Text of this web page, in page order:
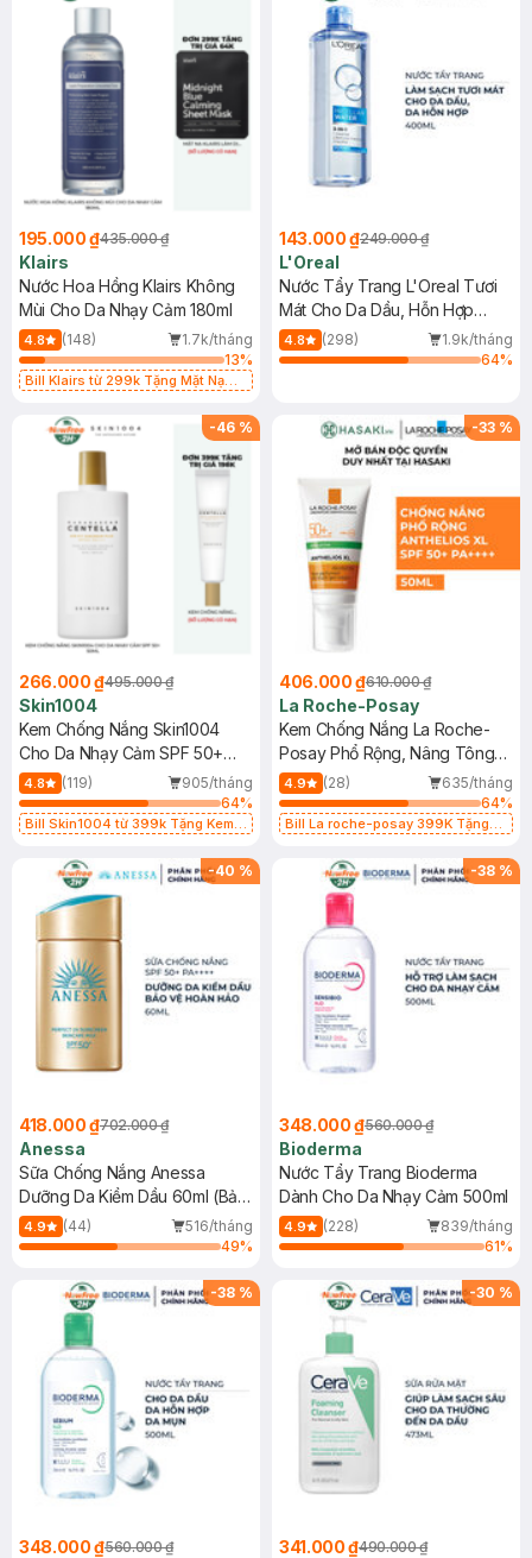
195.000 ₫435.000 ₫
Klairs
Nước Hoa Hồng Klairs Không
Mùi Cho Da Nhạy Cảm 180ml
4.8 (148)
1.7k/tháng
13%
Bill Klairs từ 299k Tặng Mặt Nạ
25ml (SL Có Hạn)
143.000 ₫249.000 ₫
L'Oreal
Nước Tẩy Trang L'Oreal Tươi
Mát Cho Da Dầu, Hỗn Hợp
400ml
4.8 (298)
1.9k/tháng
64%
-46 %
266.000 ₫495.000 ₫
Skin1004
Kem Chống Nắng Skin1004
Cho Da Nhạy Cảm SPF 50+
50ml
4.8 (119)
905/tháng
64%
Bill Skin1004 từ 399k Tặng Kem
SPF 50+ 20ml (SL Có Hạn)
-33 %
406.000 ₫610.000 ₫
La Roche-Posay
Kem Chống Nắng La Roche-
Posay Phổ Rộng, Nâng Tông
Kiềm Dầu 50ml
4.9 (28)
635/tháng
64%
Bill La roche-posay 399K Tặng
(SL có hạn)
-40 %
418.000 ₫702.000 ₫
Anessa
Sữa Chống Nắng Anessa
Dưỡng Da Kiềm Dầu 60ml (Bản
Mới)
4.9 (44)
516/tháng
49%
-38 %
348.000 ₫560.000 ₫
Bioderma
Nước Tẩy Trang Bioderma
Dành Cho Da Nhạy Cảm 500ml
4.9 (228)
839/tháng
61%
-38 %
348.000 ₫560.000 ₫
-30 %
341.000 ₫490.000 ₫